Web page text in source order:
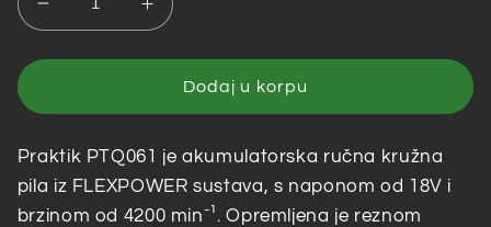
Smanji
količinu
za
–
ručna
kružna
pila
Povećaj
količinu
za
Praktik
–
ručna
kružna
pila
Dodaj u korpu
Praktik PTQ061 je akumulatorska ručna kružna
pila iz FLEXPOWER sustava, s naponom od 18V i
brzinom od 4200 min⁻¹. Opremljena je reznom